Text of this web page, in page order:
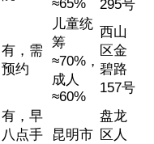
≈65%
295号
有，需
预约
儿童统
筹
≈70%，
成人
≈60%
西山
区金
碧路
157号
有，早
八点手
昆明市
盘龙
区人